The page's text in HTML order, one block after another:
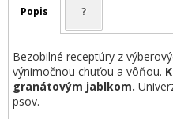
Popis ?
Bezobilné receptúry z
výnimočnou chuťou a vôňou.
granátovým jablkom.
psov.